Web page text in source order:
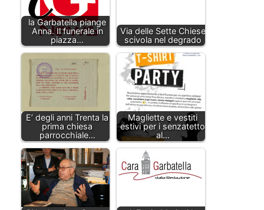
la Garbatella piange
Anna. Il funerale in
piazza…
Via delle Sette Chiese
scivola nel degrado
E’ degli anni Trenta la
prima chiesa
parrocchiale…
Magliette e vestiti
estivi per i senzatetto
al…